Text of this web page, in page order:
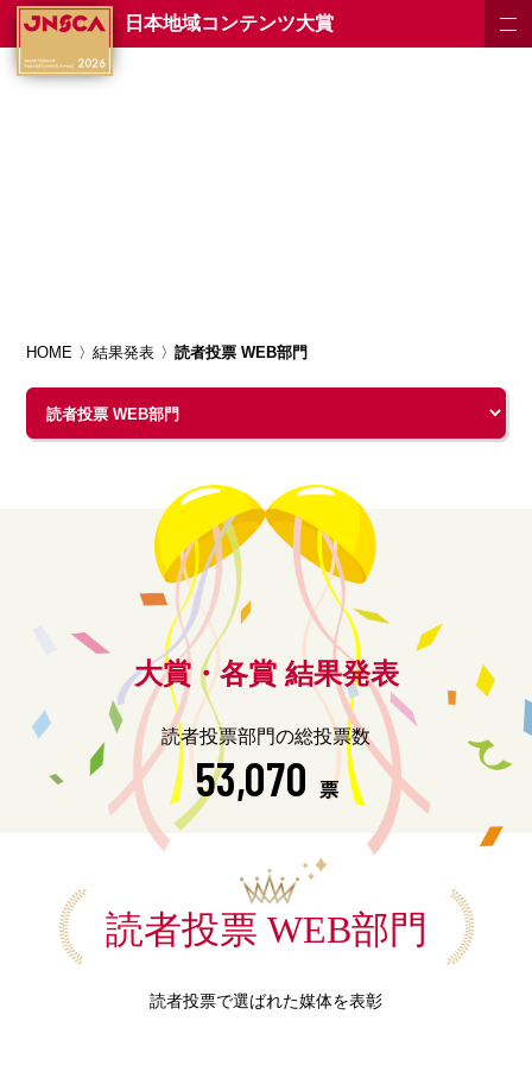
日本地域コンテンツ大賞
HOME 結果発表 読者投票 WEB部門
大賞・各賞 結果発表
読者投票部門の総投票数
53,070 票
読者投票 WEB部門
読者投票で選ばれた媒体を表彰